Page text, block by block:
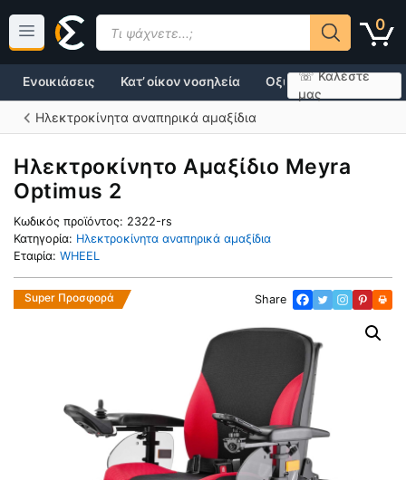
περιεχόμενο
0
Products
search
☏ Καλέστε
μας
Κατ’ οίκον νοσηλεία Οξυγονοθεραπεία
Ενοικιάσεις
Ηλεκτροκίνητα αναπηρικά αμαξίδια
Ηλεκτροκίνητο Αμαξίδιο Meyra
Optimus 2
Κωδικός προϊόντος: 2322-rs
Κατηγορία: Ηλεκτροκίνητα αναπηρικά αμαξίδια
Εταιρία: WHEEL
Share
Super Προσφορά